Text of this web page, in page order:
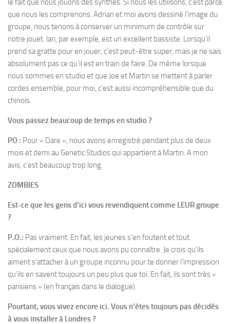
le fait que nous jouons des synthés. Si nous les utilisons, c’est parce
que nous les comprenons. Adrian et moi avons dessiné l’image du
groupe, nous tenons à conserver un minimum de contrôle sur
notre jouet. lan, par exemple, est un excellent bassiste. Lorsqu’il
prend sa gratte pour en jouer, c’est peut-être super, mais je ne sais
absolument pas ce qu’il est en train de faire. De même lorsque
nous sommes en studio et que Joe et Martin se mettent à parler
cordes ensemble, pour moi, c’est aussi incompréhensible que du
chinois.
Vous passez beaucoup de temps en studio ?
PO : Pour « Dare », nous avons enregistré pendant plus de deux
mois et demi au Genetic Studios qui appartient à Martin. A mon
avis, c’est beaucoup trop long.
ZOMBIES
Est-ce que les gens d’ici vous revendiquent comme LEUR groupe
?
P.O.: Pas vraiment. En fait, les jeunes s’en foutent et tout
spécialement ceux que nous avons pu connaître. Je crois qu’ils
aiment s’attacher à un groupe inconnu pour te donner l’impression
qu’ils en savent toujours un peu plus que toi. En fait, ils sont très «
parisiens » (en français dans le dialogue).
Pourtant, vous vivez encore ici. Vous n’êtes toujours pas décidés
à vous installer à Londres ?